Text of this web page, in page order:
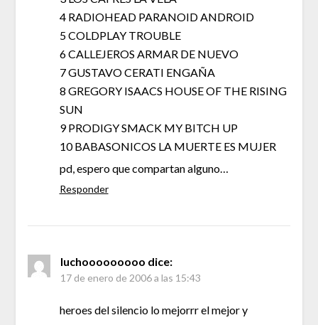
4 RADIOHEAD PARANOID ANDROID
5 COLDPLAY TROUBLE
6 CALLEJEROS ARMAR DE NUEVO
7 GUSTAVO CERATI ENGAÑA
8 GREGORY ISAACS HOUSE OF THE RISING
SUN
9 PRODIGY SMACK MY BITCH UP
10 BABASONICOS LA MUERTE ES MUJER
pd, espero que compartan alguno…
Responder
luchooooooooo dice:
17 de enero de 2006 a las 15:43
heroes del silencio lo mejorrr el mejor y